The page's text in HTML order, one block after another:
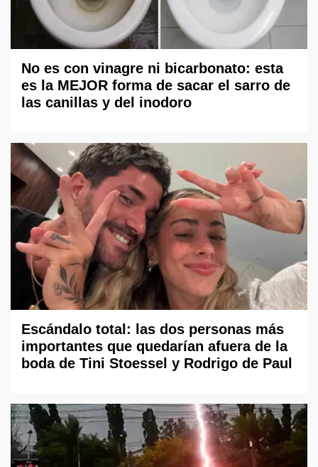
No es con vinagre ni bicarbonato: esta
es la MEJOR forma de sacar el sarro de
las canillas y del inodoro
Escándalo total: las dos personas más
importantes que quedarían afuera de la
boda de Tini Stoessel y Rodrigo de Paul